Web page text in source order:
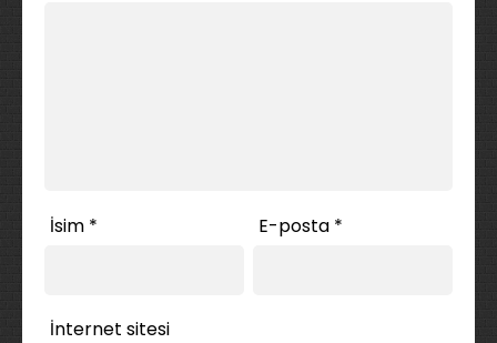
İsim * E-posta *
İnternet sitesi